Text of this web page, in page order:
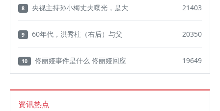
8 央视主持孙小梅丈夫曝光，是大 21403
9 60年代，洪秀柱（右后）与父 20350
10 佟丽娅事件是什么 佟丽娅回应 19649
资讯热点